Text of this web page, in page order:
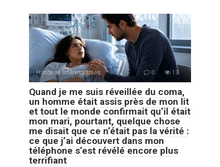
Histoires Intéressantes 0 13
Quand je me suis réveillée du coma,
un homme était assis près de mon lit
et tout le monde confirmait qu’il était
mon mari, pourtant, quelque chose
me disait que ce n’était pas la vérité :
ce que j’ai découvert dans mon
téléphone s’est révélé encore plus
terrifiant